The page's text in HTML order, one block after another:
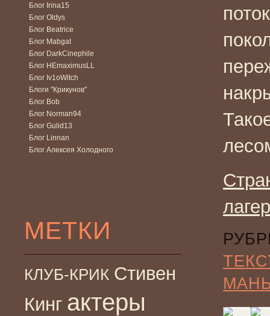
Блог Irina15
Блог Oldys
Блог Beatrice
Блог Mabgat
Блог DarkCinephile
Блог HEmaximusLL
Блог Iv1oWitch
Блоги "Крикунов"
Блог Bob
Блог Norman94
Блог Gulid13
Блог Linnan
Блог Алексея Холодного
МЕТКИ
КЛУБ-КРИК Стивен
Кинг актеры